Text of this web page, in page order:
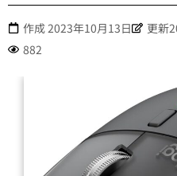
作成 2023年10月13日 更新
882